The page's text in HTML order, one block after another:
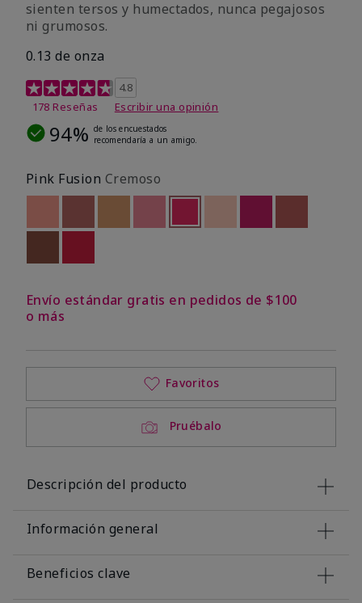
sienten tersos y humectados, nunca pegajosos
ni grumosos.
0.13 de onza
Calificación de clientes de 4,8 de 5
4.8
178 Reseñas
Escribir una opinión
94% de los encuestados
recomendaría a un amigo.
Pink Fusion Cremoso
Out of stockOut of stockseleccionado
Out of stock
Envío estándar gratis en pedidos de $100
o más
Pruébalo
Favoritos
Descripción del producto
Información general
Beneficios clave